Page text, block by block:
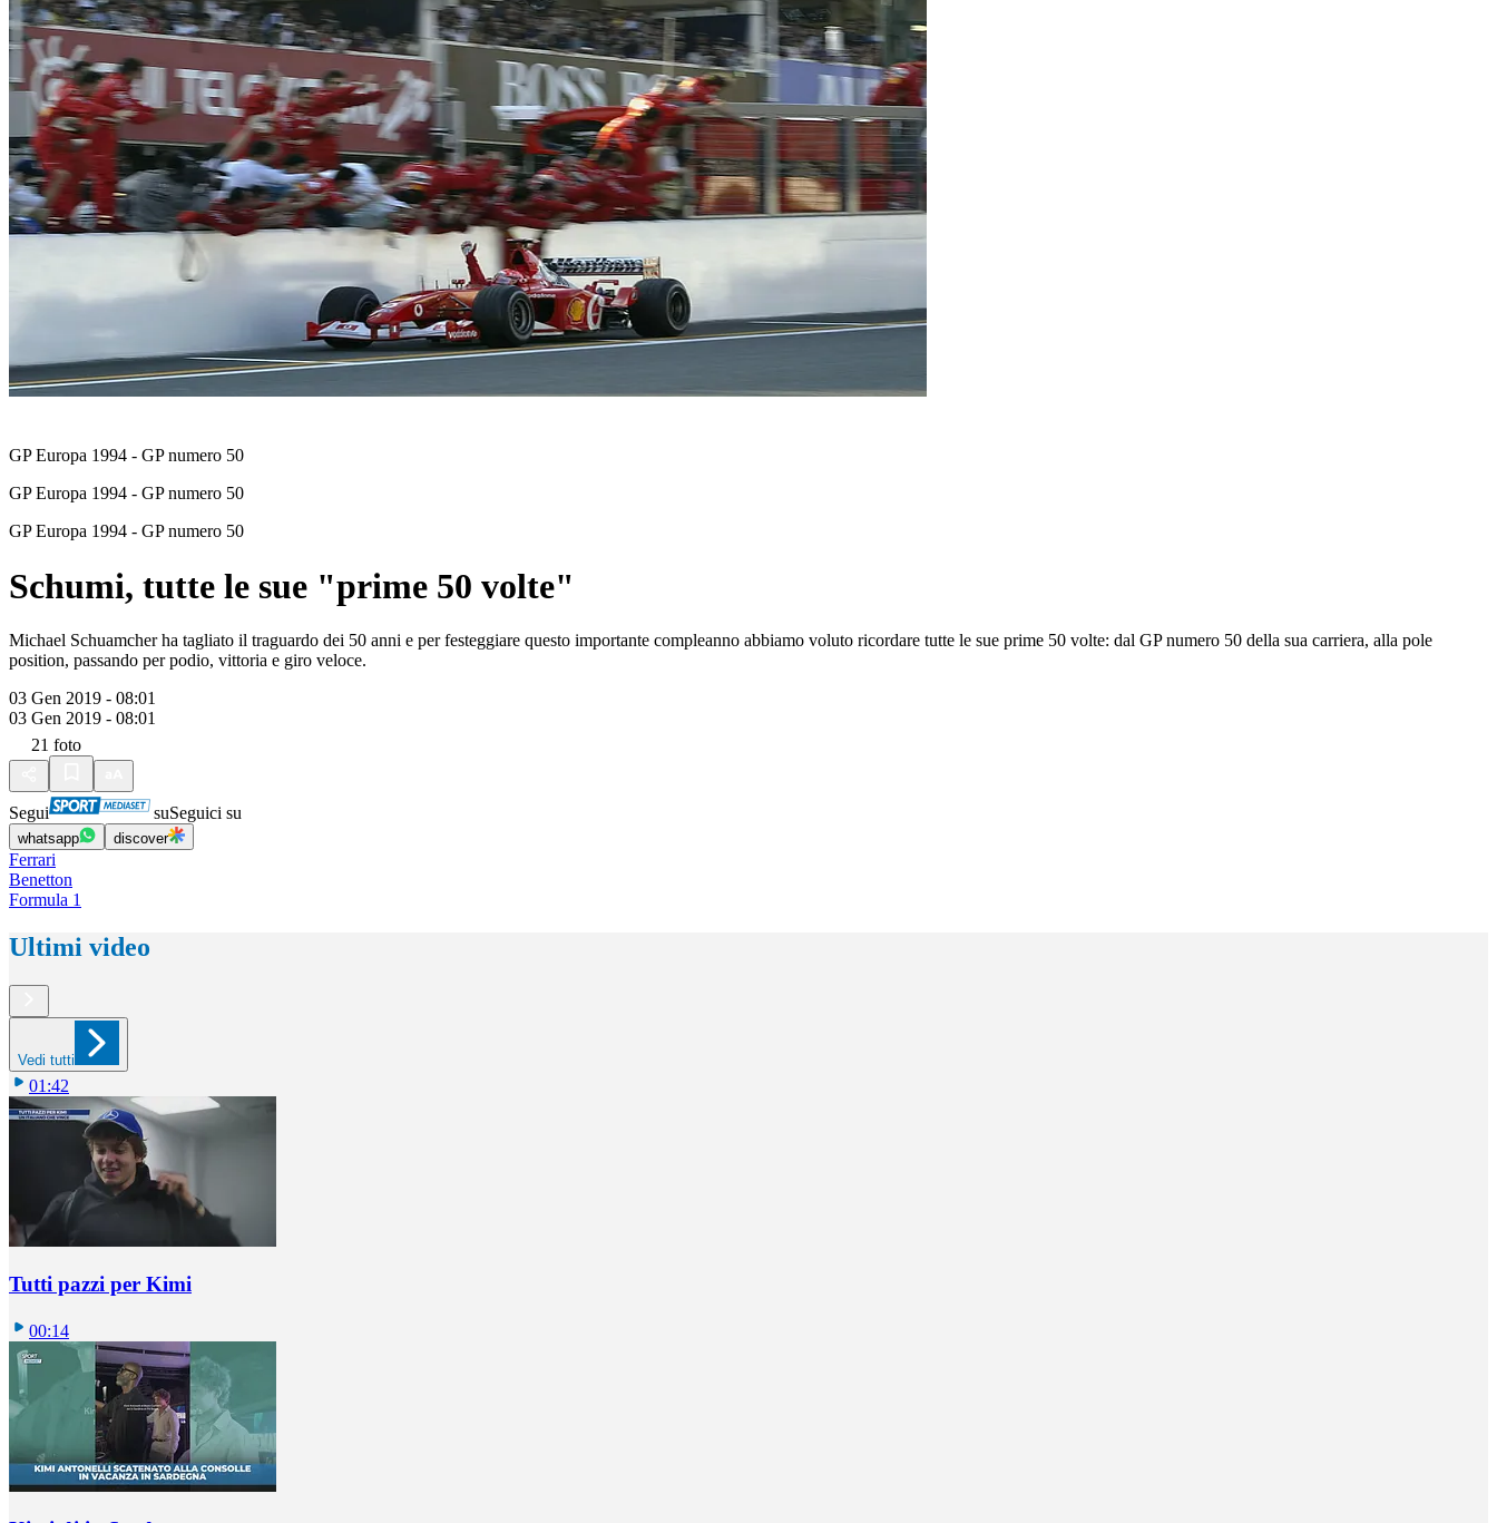
GP Europa 1994 - GP numero 50
GP Europa 1994 - GP numero 50
GP Europa 1994 - GP numero 50
Schumi, tutte le sue "prime 50 volte"
Michael Schuamcher ha tagliato il traguardo dei 50 anni e per festeggiare questo importante compleanno abbiamo voluto ricordare tutte le sue prime 50 volte: dal GP numero 50 della sua carriera, alla pole
position, passando per podio, vittoria e giro veloce.
03 Gen 2019 - 08:01
03 Gen 2019 - 08:01
21 foto
Segui suSeguici su
whatsapp discover
Ferrari
Benetton
Formula 1
Ultimi video
Vedi tutti
01:42
Tutti pazzi per Kimi
00:14